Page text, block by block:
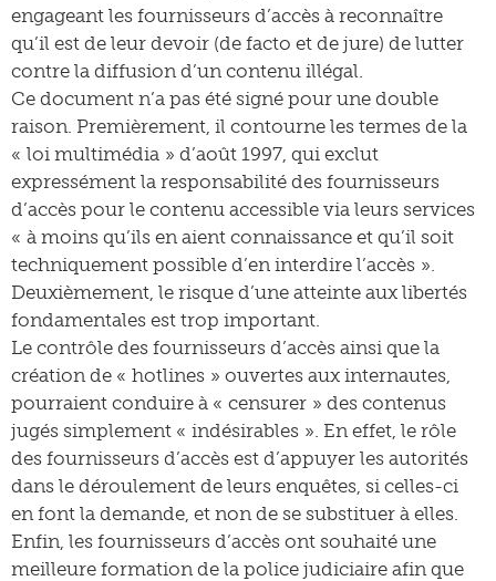
engageant les fournisseurs d’accès à reconnaître
qu’il est de leur devoir (de facto et de jure) de lutter
contre la diffusion d’un contenu illégal.
Ce document n’a pas été signé pour une double
raison. Premièrement, il contourne les termes de la
« loi multimédia » d’août 1997, qui exclut
expressément la responsabilité des fournisseurs
d’accès pour le contenu accessible via leurs services
« à moins qu’ils en aient connaissance et qu’il soit
techniquement possible d’en interdire l’accès ».
Deuxièmement, le risque d’une atteinte aux libertés
fondamentales est trop important.
Le contrôle des fournisseurs d’accès ainsi que la
création de « hotlines » ouvertes aux internautes,
pourraient conduire à « censurer » des contenus
jugés simplement « indésirables ». En effet, le rôle
des fournisseurs d’accès est d’appuyer les autorités
dans le déroulement de leurs enquêtes, si celles-ci
en font la demande, et non de se substituer à elles.
Enfin, les fournisseurs d’accès ont souhaité une
meilleure formation de la police judiciaire afin que